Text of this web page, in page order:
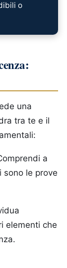
o
una
tra te e il
a
sono le prove
elementi che